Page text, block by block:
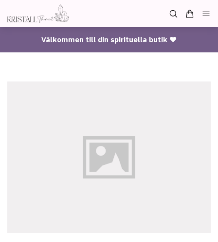
Välkommen till din spirituella butik ♥